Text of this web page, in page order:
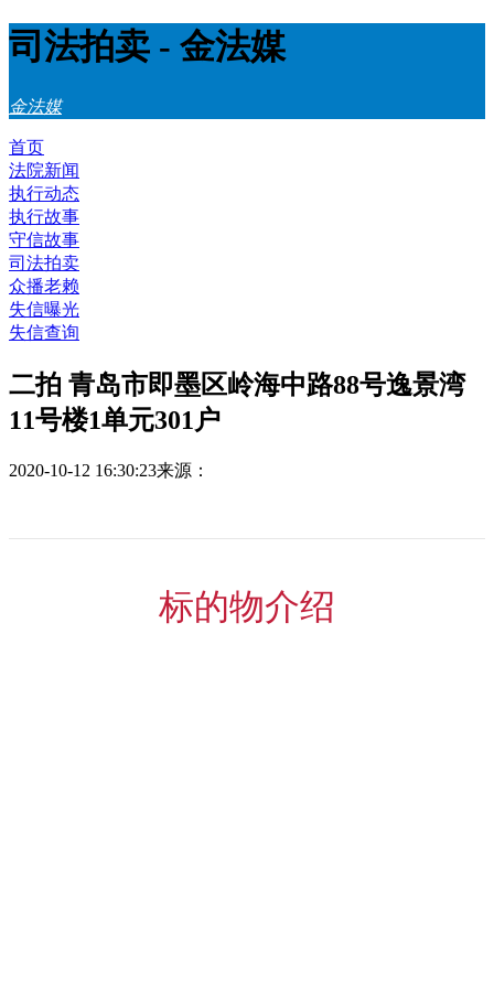
司法拍卖 - 金法媒
金法媒
首页
法院新闻
执行动态
执行故事
守信故事
司法拍卖
众播老赖
失信曝光
失信查询
二拍 青岛市即墨区岭海中路88号逸景湾
11号楼1单元301户
2020-10-12 16:30:23来源：
标的物介绍